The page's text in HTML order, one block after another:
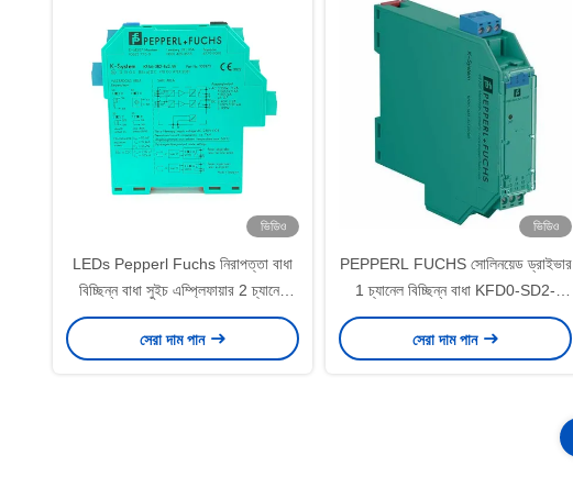
ভিডিও
LEDs Pepperl Fuchs নিরাপত্তা বাধা
বিচ্ছিন্ন বাধা সুইচ এম্প্লিফায়ার 2 চ্যানেল
KFA6-SR2-EX2.W
সেরা দাম পান
ভিডিও
PEPPERL FUCHS সোলিনয়েড ড্রাইভার
1 চ্যানেল বিচ্ছিন্ন বাধা KFD0-SD2-
Ex1.10100
সেরা দাম পান